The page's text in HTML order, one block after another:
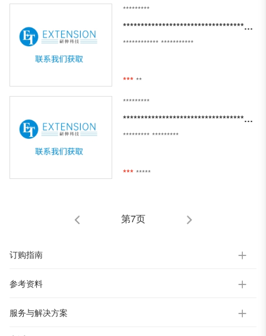
*********
**************************************************
************ ***********
*** **
*********
********************************************
********* *********
*** *****
第7页
订购指南
参考资料
服务与解决方案